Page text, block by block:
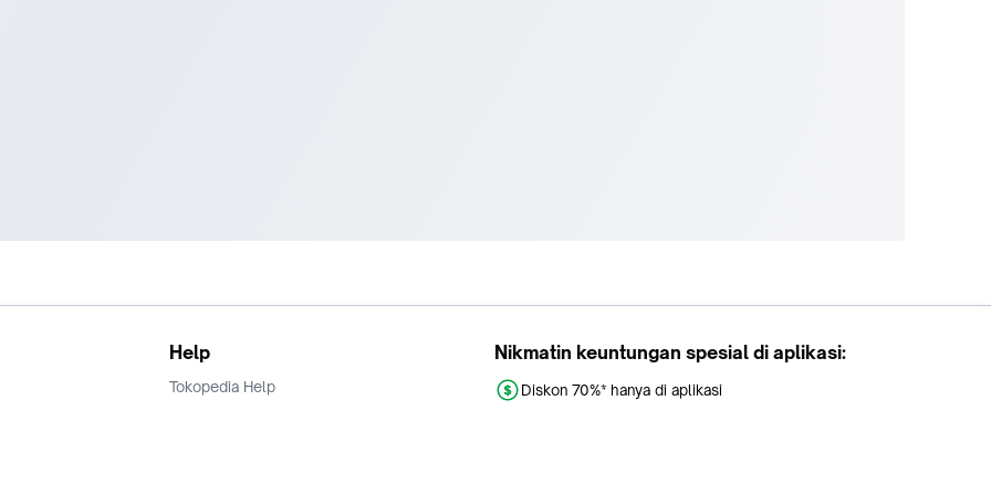
Help
Tokopedia Help
Nikmatin keuntungan spesial di aplikasi:
Diskon 70%* hanya di aplikasi